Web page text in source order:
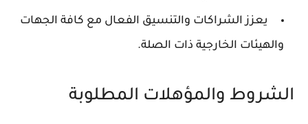
يعزز الشراكات والتنسيق الفعال مع كافة الجهات
والهيئات الخارجية ذات الصلة.
الشروط والمؤهلات المطلوبة